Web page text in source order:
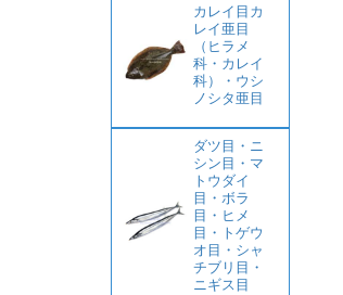
カレイ目カ
レイ亜目
（ヒラメ
科・カレイ
科）・ウシ
ノシタ亜目
ダツ目・ニ
シン目・マ
トウダイ
目・ボラ
目・ヒメ
目・トゲウ
オ目・シャ
チブリ目・
ニギス目